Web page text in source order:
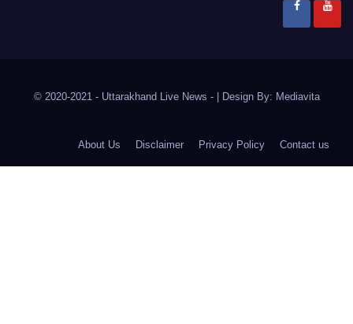
© 2020-2021 - Uttarakhand Live News - Design By: Mediavita
About Us Disclaimer Privacy Policy Contact us